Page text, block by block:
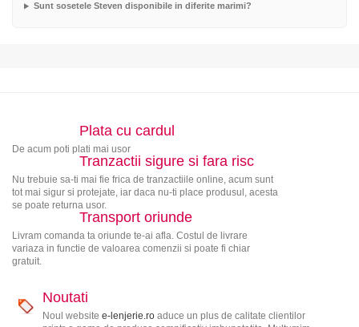
Sunt sosetele Steven disponibile in diferite marimi?
Plata cu cardul
De acum poti plati mai usor
Tranzactii sigure si fara risc
Nu trebuie sa-ti mai fie frica de tranzactiile online, acum sunt
tot mai sigur si protejate, iar daca nu-ti place produsul, acesta
se poate returna usor.
Transport oriunde
Livram comanda ta oriunde te-ai afla. Costul de livrare
variaza in functie de valoarea comenzii si poate fi chiar
gratuit.
Noutati
Noul website e-lenjerie.roaduce un plus de calitate clientilor